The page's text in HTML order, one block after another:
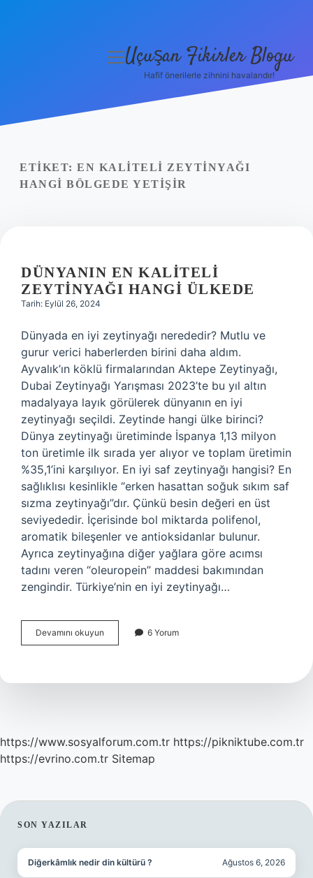
Yasal Uyarı
menüyü
Uçuşan Fikirler Blogu
Hafif önerilerle zihnini havalandır!
ETIKET: EN KALITELI ZEYTINYAĞI
HANGI BÖLGEDE YETIŞIR
DÜNYANIN EN KALITELI
ZEYTINYAĞI HANGI ÜLKEDE
Tarih: Eylül 26, 2024
Dünyada en iyi zeytinyağı nerededir? Mutlu ve
gurur verici haberlerden birini daha aldım.
Ayvalık’ın köklü firmalarından Aktepe Zeytinyağı,
Dubai Zeytinyağı Yarışması 2023’te bu yıl altın
madalyaya layık görülerek dünyanın en iyi
zeytinyağı seçildi. Zeytinde hangi ülke birinci?
Dünya zeytinyağı üretiminde İspanya 1,13 milyon
ton üretimle ilk sırada yer alıyor ve toplam üretimin
%35,1’ini karşılıyor. En iyi saf zeytinyağı hangisi? En
sağlıklısı kesinlikle “erken hasattan soğuk sıkım saf
sızma zeytinyağı”dır. Çünkü besin değeri en üst
seviyededir. İçerisinde bol miktarda polifenol,
aromatik bileşenler ve antioksidanlar bulunur.
Ayrıca zeytinyağına diğer yağlara göre acımsı
tadını veren “oleuropein” maddesi bakımından
zengindir. Türkiye’nin en iyi zeytinyağı…
Devamını okuyun Dünyanın
En
Hangi
6 Yorum
https://www.sosyalforum.com.tr https://pikniktube.com.tr
https://evrino.com.tr Sitemap
SIDEBAR
SON YAZILAR
Diğerkâmlık nedir din kültürü ? Ağustos 6, 2026